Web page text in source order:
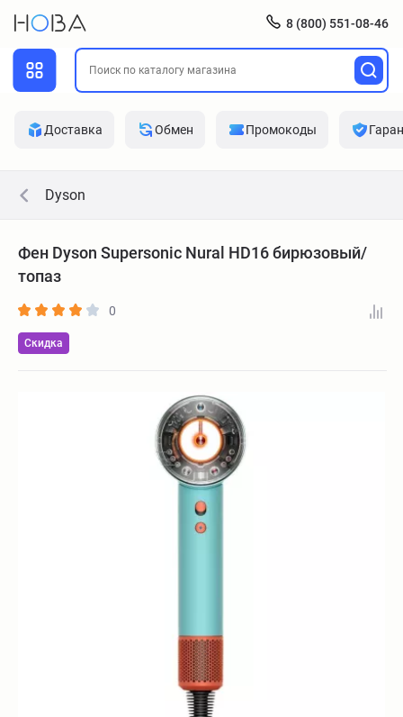
8 (800) 551-08-46
Доставка Обмен Промокоды
Dyson
Фен Dyson Supersonic Nural HD16 бирюзовый/
топаз
0
Скидка